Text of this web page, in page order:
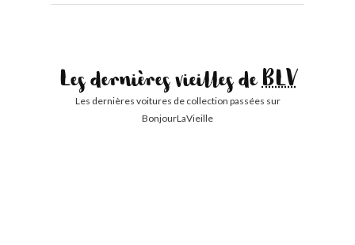
Les dernières vieilles deBLV
Les dernières voitures de collection passées sur
BonjourLaVieille